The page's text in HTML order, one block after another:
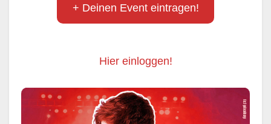
+ Deinen Event eintragen!
Hier einloggen!